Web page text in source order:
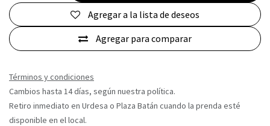
Agregar para comparar
Agregar a la lista de deseos
Términos y condiciones
Cambios hasta 14 días, según nuestra política.
Retiro inmediato en Urdesa o Plaza Batán cuando la prenda esté
disponible en el local.